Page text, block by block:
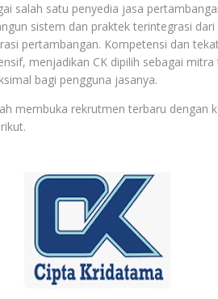
salah satu penyedia jasa
sistem dan praktek terintegrasi dari
pertambangan. Kompetensi dan
menjadikan CK dipilih sebagai mitra
bagi pengguna jasanya.
membuka rekrutmen terbaru dengan